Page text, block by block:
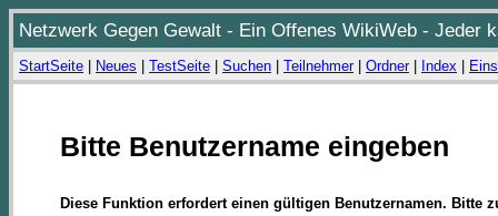
Netzwerk Gegen Gewalt - Ein Offenes WikiWeb - Jeder
StartSeite Neues TestSeite Suchen Teilnehmer| Ordner| Index
Bitte Benutzername eingeben
Diese Funktion erfordert einen gültigen Benutzernamen. Bitte